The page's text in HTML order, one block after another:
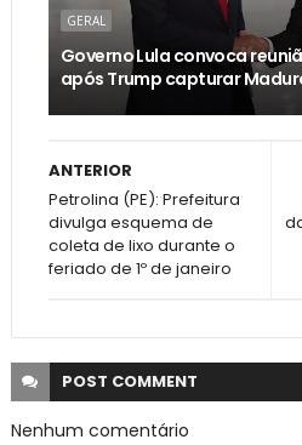
GERAL
Governo Lula convoca
após Trump capturar
ANTERIOR
Petrolina (PE): Prefeitura
divulga esquema de
coleta de lixo durante o
feriado de 1º de janeiro
POST COMMENT
Nenhum comentário